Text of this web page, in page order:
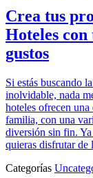
Crea tus
Hoteles con
gustos
Si estás buscando
inolvidable, nada
hoteles ofrecen
familia, con una
diversión sin fin.
quieras disfrutar de
Categorías